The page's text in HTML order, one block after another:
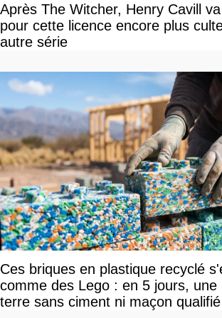
Après The Witcher, Henry Cavill
pour cette licence encore plus
autre série
Ces briques en plastique recyclé
comme des Lego : en 5 jours, une
terre sans ciment ni maçon qualifié